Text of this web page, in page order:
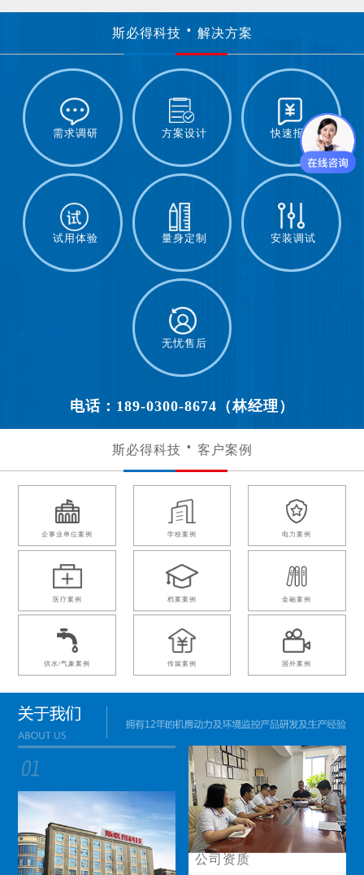
斯必得科技 解决方案
需求调研 方案设计 快速报价
试用体验 量身定制 安装调试
无忧售后
电话：189-0300-8674（林经理）
斯必得科技 客户案例
企事业单位案例 学校案例 电力案例
医疗案例 档案案例 金融案例
供水/气象案例 传媒案例 国外案例
公司资质